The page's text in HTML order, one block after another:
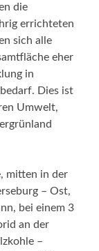
die
errichteten
sich alle
eher
in
Dies ist
Umwelt,
mitten in der
– Ost,
bei einem 3
an der
–